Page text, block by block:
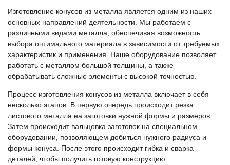
Изготовление конусов из металла является одним из наших
основных направлений деятельности. Мы работаем с
различными видами металла, обеспечивая возможность
выбора оптимального материала в зависимости от требуемых
характеристик и применения. Наше оборудование позволяет
работать с металлом большой толщины, а также
обрабатывать сложные элементы с высокой точностью.
Процесс изготовления конусов из металла включает в себя
несколько этапов. В первую очередь происходит резка
листового металла на заготовки нужной формы и размеров.
Затем происходит вальцовка заготовок на специальном
оборудовании, позволяющем добиться нужного радиуса и
формы конуса. После этого происходит гибка и сварка
деталей, чтобы получить готовую конструкцию.